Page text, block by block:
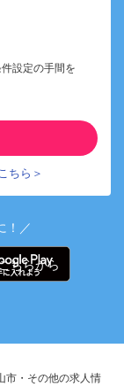
設定の手間を
ちら＞
！／
ちらから
市・その他の求人情